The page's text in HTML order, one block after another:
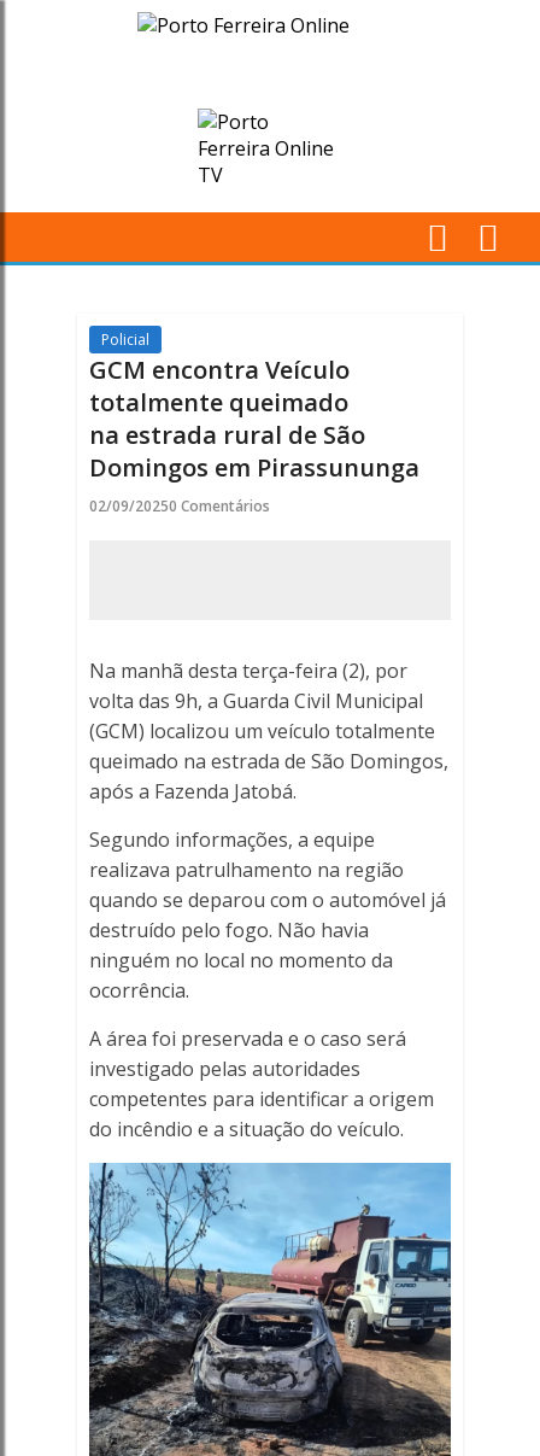
GCM
Veículo
totalmente
de
São
Domingos em
Pirassununga
Ferreira
Online
-
Porto
Ferreira
Online
Policial
GCM encontra Veículo
totalmente queimado
na estrada rural de São
Domingos em Pirassununga
02/09/20250 Comentários
Na manhã desta terça-feira (2), por
volta das 9h, a Guarda Civil Municipal
(GCM) localizou um veículo totalmente
queimado na estrada de São Domingos,
após a Fazenda Jatobá.
Segundo informações, a equipe
realizava patrulhamento na região
quando se deparou com o automóvel já
destruído pelo fogo. Não havia
ninguém no local no momento da
ocorrência.
A área foi preservada e o caso será
investigado pelas autoridades
competentes para identificar a origem
do incêndio e a situação do veículo.